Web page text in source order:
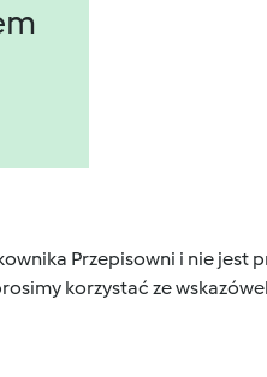
Przepisowni i nie
korzystać ze